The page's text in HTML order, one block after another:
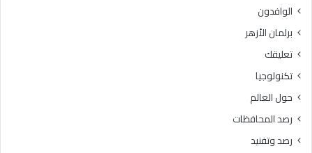
الوافدون
برلمان الأزهر
تعليقك
تكنولوجيا
حول العالم
رصد المحافظات
رصد وتفنيد